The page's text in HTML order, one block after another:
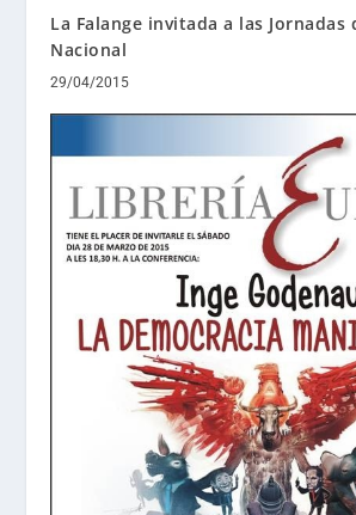
La Falange invitada a las Jornadas
Nacional
29/04/2015